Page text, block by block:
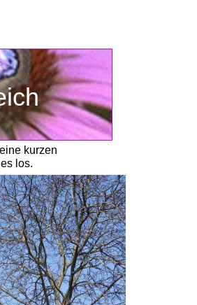
kurzen
los.